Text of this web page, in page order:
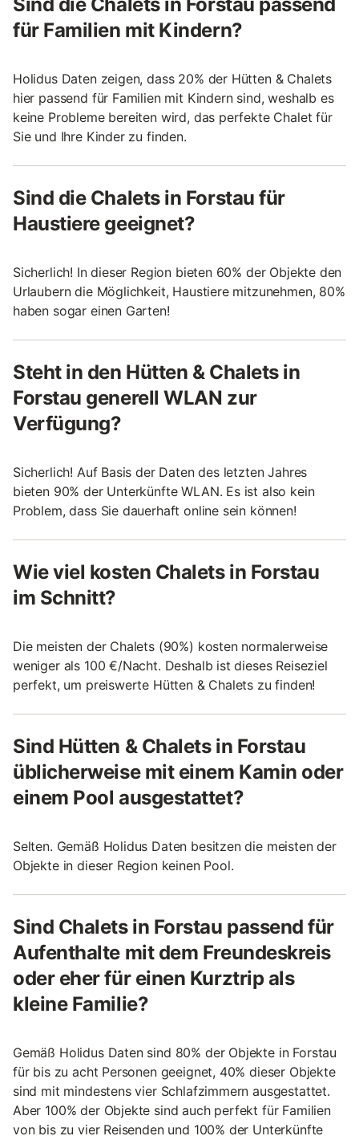
für Familien mit Kindern?
Holidus Daten zeigen, dass 20% der Hütten & Chalets
hier passend für Familien mit Kindern sind, weshalb es
keine Probleme bereiten wird, das perfekte Chalet für
Sie und Ihre Kinder zu finden.
Sind die Chalets in Forstau für
Haustiere geeignet?
Sicherlich! In dieser Region bieten 60% der Objekte den
Urlaubern die Möglichkeit, Haustiere mitzunehmen, 80%
haben sogar einen Garten!
Steht in den Hütten & Chalets in
Forstau generell WLAN zur
Verfügung?
Sicherlich! Auf Basis der Daten des letzten Jahres
bieten 90% der Unterkünfte WLAN. Es ist also kein
Problem, dass Sie dauerhaft online sein können!
Wie viel kosten Chalets in Forstau
im Schnitt?
Die meisten der Chalets (90%) kosten normalerweise
weniger als 100 €/Nacht. Deshalb ist dieses Reiseziel
perfekt, um preiswerte Hütten & Chalets zu finden!
Sind Hütten & Chalets in Forstau
üblicherweise mit einem Kamin oder
einem Pool ausgestattet?
Selten. Gemäß Holidus Daten besitzen die meisten der
Objekte in dieser Region keinen Pool.
Sind Chalets in Forstau passend für
Aufenthalte mit dem Freundeskreis
oder eher für einen Kurztrip als
kleine Familie?
Gemäß Holidus Daten sind 80% der Objekte in Forstau
für bis zu acht Personen geeignet, 40% dieser Objekte
sind mit mindestens vier Schlafzimmern ausgestattet.
Aber 100% der Objekte sind auch perfekt für Familien
von bis zu vier Reisenden und 100% der Unterkünfte